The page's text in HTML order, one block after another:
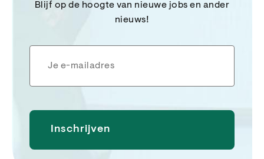
Blijf op de hoogte van nieuwe jobs en ander
nieuws!